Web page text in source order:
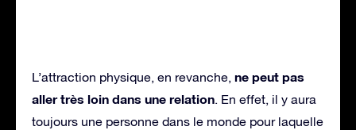
L’attraction physique, en revanche, ne peut pas
aller très loin dans une relation. En effet, il y aura
toujours une personne dans le monde pour laquelle